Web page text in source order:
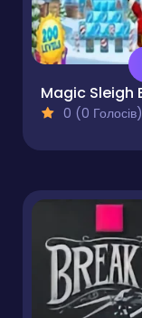
0 (0 Голосів)